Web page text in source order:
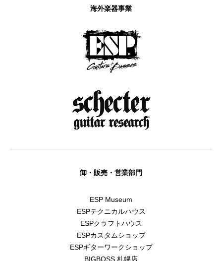
海外楽器事業
卸・販売・営業部門
ESP Museum
ESPテクニカルハウス
ESPクラフトハウス
ESPカスタムショップ
ESPギターワークショップ
BIGBOSS 札幌店